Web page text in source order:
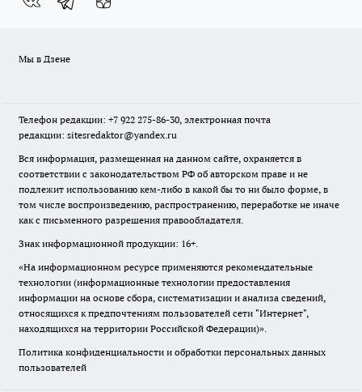
Мы в Дзене
Телефон редакции: +7 922 275-86-30, электронная почта
редакции: sitesredaktor@yandex.ru
Вся информация, размещенная на данном сайте, охраняется в
соответствии с законодательством РФ об авторском праве и не
подлежит использованию кем-либо в какой бы то ни было форме, в
том числе воспроизведению, распространению, переработке не иначе
как с письменного разрешения правообладателя.
Знак информационной продукции: 16+.
«На информационном ресурсе применяются рекомендательные
технологии (информационные технологии предоставления
информации на основе сбора, систематизации и анализа сведений,
относящихся к предпочтениям пользователей сети "Интернет",
находящихся на территории Российской Федерации)».
Политика конфиденциальности и обработки персональных данных
пользователей